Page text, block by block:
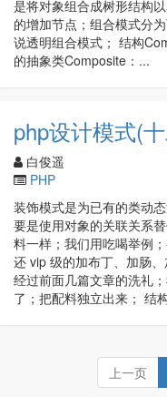
是将对象组合成树形结构
的增加节点；组合模式分
说透明组合模式； 结构
的抽象类Composite：...
php设计模式(
白俊遥
PHP
装饰模式是为已有的类动
要是使用对象的关联关系
料一样；我们用吃喝举例
还 vip 级的加布丁、加肠
经过前面几篇文章的洗礼
了；把配料独立出来； 结
上一页